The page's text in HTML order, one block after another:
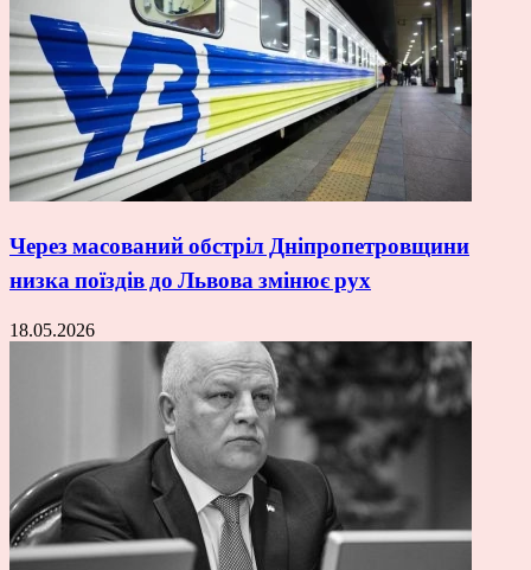
Через масований обстріл Дніпропетровщини
низка поїздів до Львова змінює рух
18.05.2026